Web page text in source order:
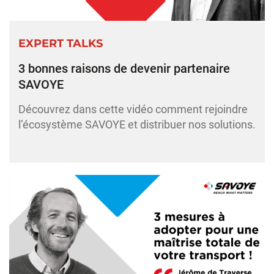
EXPERT TALKS
3 bonnes raisons de devenir partenaire
SAVOYE
Découvrez dans cette vidéo comment rejoindre
l’écosystème SAVOYE et distribuer nos solutions.